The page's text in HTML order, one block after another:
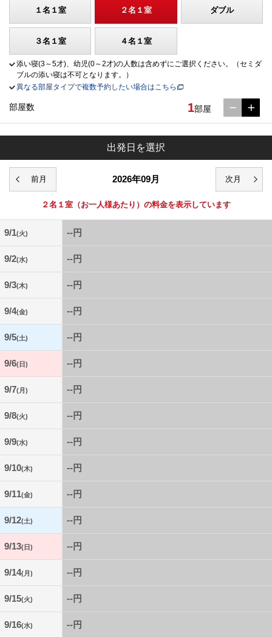
１名１室 ２名１室 ダブル
３名１室 ４名１室
添い寝(3～5才)、幼児(0～2才)の人数は含めずにご選択ください。（セミダ
ブルの添い寝は不可となります。）
異なる部屋タイプで複数予約したい場合はこちら
部屋数 1部屋
出発日を選択
2026年09月
２名１室 （お一人様あたり）の料金を表示しています
9/1(火) --円
9/2(水) --円
9/3(木) --円
9/4(金) --円
9/5(土) --円
9/6(日) --円
9/7(月) --円
9/8(火) --円
9/9(水) --円
9/10(木) --円
9/11(金) --円
9/12(土) --円
9/13(日) --円
9/14(月) --円
9/15(火) --円
9/16(水) --円